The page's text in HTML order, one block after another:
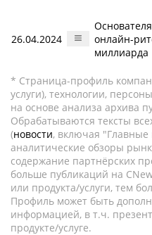
26.04.2024
онлайн-
миллиарда
* Страница-профиль
услуги), технологии,
на основе анализа архива
Обрабатываются тексты
(новости, включая "Главные
аналитические обзоры
содержание партнёрских
больше публикаций на
или продукта/услуги, тем
Профиль может быть
информацией, в т.ч.
продукте/услуге.